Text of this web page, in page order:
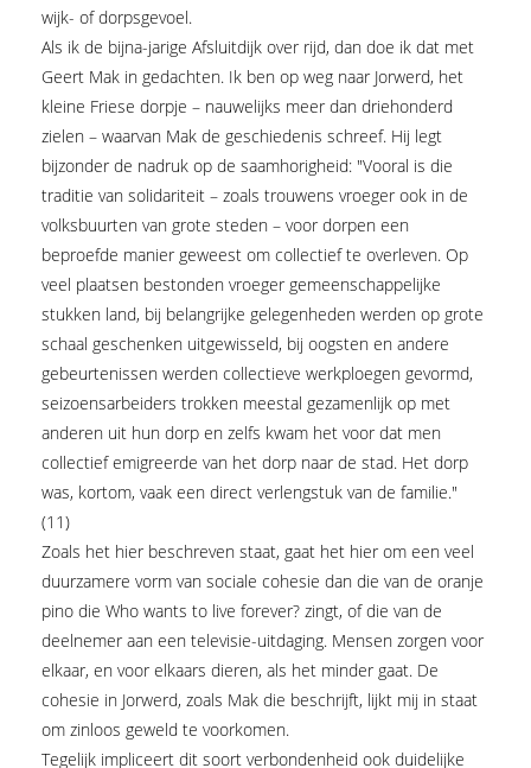
wijk- of dorpsgevoel.
Als ik de bijna-jarige Afsluitdijk over rijd, dan doe ik dat met
Geert Mak in gedachten. Ik ben op weg naar Jorwerd, het
kleine Friese dorpje – nauwelijks meer dan driehonderd
zielen – waarvan Mak de geschiedenis schreef. Hij legt
bijzonder de nadruk op de saamhorigheid: "Vooral is die
traditie van solidariteit – zoals trouwens vroeger ook in de
volksbuurten van grote steden – voor dorpen een
beproefde manier geweest om collectief te overleven. Op
veel plaatsen bestonden vroeger gemeenschappelijke
stukken land, bij belangrijke gelegenheden werden op grote
schaal geschenken uitgewisseld, bij oogsten en andere
gebeurtenissen werden collectieve werkploegen gevormd,
seizoensarbeiders trokken meestal gezamenlijk op met
anderen uit hun dorp en zelfs kwam het voor dat men
collectief emigreerde van het dorp naar de stad. Het dorp
was, kortom, vaak een direct verlengstuk van de familie."
(11)
Zoals het hier beschreven staat, gaat het hier om een veel
duurzamere vorm van sociale cohesie dan die van de oranje
pino die Who wants to live forever? zingt, of die van de
deelnemer aan een televisie-uitdaging. Mensen zorgen voor
elkaar, en voor elkaars dieren, als het minder gaat. De
cohesie in Jorwerd, zoals Mak die beschrijft, lijkt mij in staat
om zinloos geweld te voorkomen.
Tegelijk impliceert dit soort verbondenheid ook duidelijke